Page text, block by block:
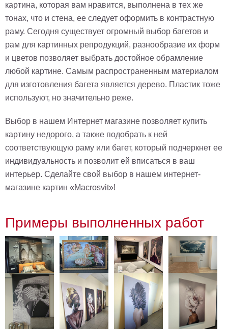
картина, которая вам нравится, выполнена в тех же
тонах, что и стена, ее следует оформить в контрастную
раму. Сегодня существует огромный выбор багетов и
рам для картинных репродукций, разнообразие их форм
и цветов позволяет выбрать достойное обрамление
любой картине. Самым распространенным материалом
для изготовления багета является дерево. Пластик тоже
используют, но значительно реже.
Выбор в нашем Интернет магазине позволяет купить
картину недорого, а также подобрать к ней
соответствующую раму или багет, который подчеркнет ее
индивидуальность и позволит ей вписаться в ваш
интерьер. Сделайте свой выбор в нашем интернет-
магазине картин «Macrosvit»!
Примеры выполненных работ